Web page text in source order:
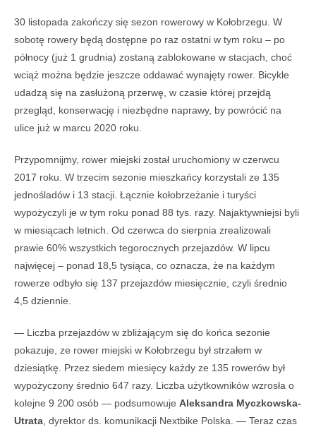
30 listopada zakończy się sezon rowerowy w Kołobrzegu. W
sobotę rowery będą dostępne po raz ostatni w tym roku – po
północy (już 1 grudnia) zostaną zablokowane w stacjach, choć
wciąż można będzie jeszcze oddawać wynajęty rower. Bicykle
udadzą się na zasłużoną przerwę, w czasie której przejdą
przegląd, konserwację i niezbędne naprawy, by powrócić na
ulice już w marcu 2020 roku.
Przypomnijmy, rower miejski został uruchomiony w czerwcu
2017 roku. W trzecim sezonie mieszkańcy korzystali ze 135
jednośladów i 13 stacji. Łącznie kołobrzeżanie i turyści
wypożyczyli je w tym roku ponad 88 tys. razy. Najaktywniejsi byli
w miesiącach letnich. Od czerwca do sierpnia zrealizowali
prawie 60% wszystkich tegorocznych przejazdów. W lipcu
najwięcej – ponad 18,5 tysiąca, co oznacza, że na każdym
rowerze odbyło się 137 przejazdów miesięcznie, czyli średnio
4,5 dziennie.
— Liczba przejazdów w zbliżającym się do końca sezonie
pokazuje, ze rower miejski w Kołobrzegu był strzałem w
dziesiątkę. Przez siedem miesięcy każdy ze 135 rowerów był
wypożyczony średnio 647 razy. Liczba użytkowników wzrosła o
kolejne 9 200 osób — podsumowuje Aleksandra Myczkowska-
Utrata , dyrektor ds. komunikacji Nextbike Polska. — Teraz czas